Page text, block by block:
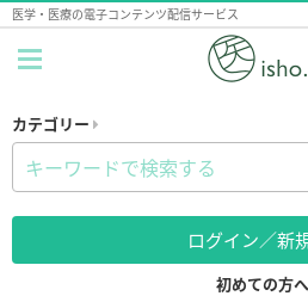
医学・医療の電子コンテンツ配信サービス
カテゴリー
ログイン／新
初めての方へ